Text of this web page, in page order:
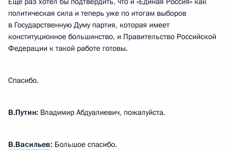
политическая сила и теперь уже по итогам выборов
в Государственную Думу партия, которая имеет
конституционное большинство, и Правительство Российской
Федерации к такой работе готовы.
Спасибо.
В.Путин: Владимир Абдуалиевич, пожалуйста.
В.Васильев: Большое спасибо.